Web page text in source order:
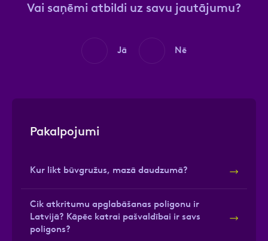
Pakalpojumi
Kur likt būvgružus, mazā daudzumā?
Cik atkritumu apglabāšanas poligonu ir
Latvijā? Kāpēc katrai pašvaldībai ir savs
poligons?
Vai saņēmi atbildi uz savu jautājumu?
Jā Nē